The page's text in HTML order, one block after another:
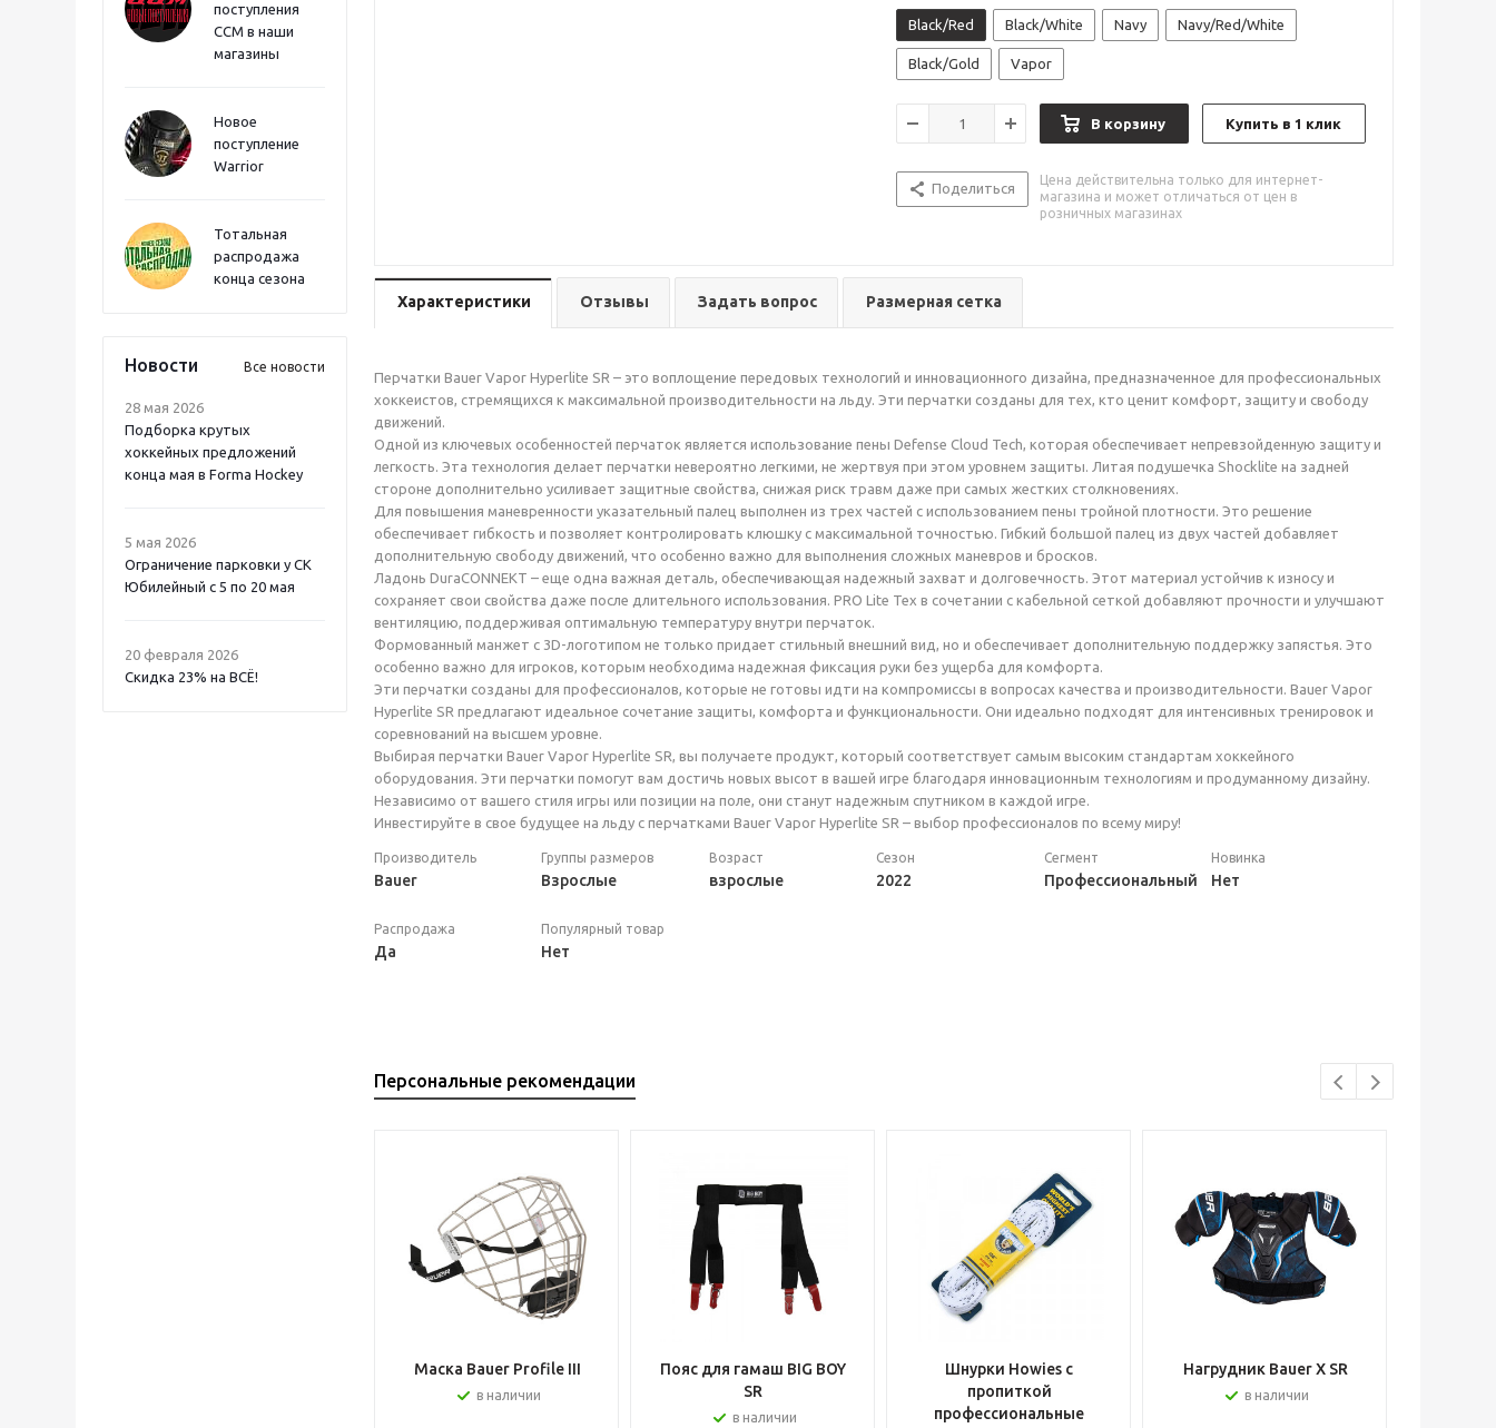
поступления
CCM в наши
магазины
Новое
поступление
Warrior
Тотальная
распродажа
конца сезона
Новости Все новости
28 мая 2026
Подборка крутых
хоккейных предложений
конца мая в Forma Hockey
5 мая 2026
Ограничение парковки у СК
Юбилейный с 5 по 20 мая
20 февраля 2026
Скидка 23% на ВСË!
Black/Red Black/White Navy Navy/Red/White
Black/Gold Vapor
В корзину Купить в 1 клик
Поделиться
Цена действительна только для интернет-
магазина и может отличаться от цен в
розничных магазинах
Характеристики Отзывы Задать вопрос Размерная сетка
Перчатки Bauer Vapor Hyperlite SR – это воплощение передовых технологий и инновационного дизайна, предназначенное для профессиональных
хоккеистов, стремящихся к максимальной производительности на льду. Эти перчатки созданы для тех, кто ценит комфорт, защиту и свободу
движений.
Одной из ключевых особенностей перчаток является использование пены Defense Cloud Tech, которая обеспечивает непревзойденную защиту и
легкость. Эта технология делает перчатки невероятно легкими, не жертвуя при этом уровнем защиты. Литая подушечка Shocklite на задней
стороне дополнительно усиливает защитные свойства, снижая риск травм даже при самых жестких столкновениях.
Для повышения маневренности указательный палец выполнен из трех частей с использованием пены тройной плотности. Это решение
обеспечивает гибкость и позволяет контролировать клюшку с максимальной точностью. Гибкий большой палец из двух частей добавляет
дополнительную свободу движений, что особенно важно для выполнения сложных маневров и бросков.
Ладонь DuraCONNEKT – еще одна важная деталь, обеспечивающая надежный захват и долговечность. Этот материал устойчив к износу и
сохраняет свои свойства даже после длительного использования. PRO Lite Tex в сочетании с кабельной сеткой добавляют прочности и улучшают
вентиляцию, поддерживая оптимальную температуру внутри перчаток.
Формованный манжет с 3D-логотипом не только придает стильный внешний вид, но и обеспечивает дополнительную поддержку запястья. Это
особенно важно для игроков, которым необходима надежная фиксация руки без ущерба для комфорта.
Эти перчатки созданы для профессионалов, которые не готовы идти на компромиссы в вопросах качества и производительности. Bauer Vapor
Hyperlite SR предлагают идеальное сочетание защиты, комфорта и функциональности. Они идеально подходят для интенсивных тренировок и
соревнований на высшем уровне.
Выбирая перчатки Bauer Vapor Hyperlite SR, вы получаете продукт, который соответствует самым высоким стандартам хоккейного
оборудования. Эти перчатки помогут вам достичь новых высот в вашей игре благодаря инновационным технологиям и продуманному дизайну.
Независимо от вашего стиля игры или позиции на поле, они станут надежным спутником в каждой игре.
Инвестируйте в свое будущее на льду с перчатками Bauer Vapor Hyperlite SR – выбор профессионалов по всему миру!
Производитель
Bauer
Группы размеров
Взрослые
Возраст
взрослые
Сезон
2022
Сегмент
Профессиональный
Новинка
Нет
Распродажа
Да
Популярный товар
Нет
Персональные рекомендации
Маска Bauer Profile III
в наличии
Пояс для гамаш BIG BOY
SR
в наличии
Шнурки Howies с
пропиткой
профессиональные
Нагрудник Bauer X SR
в наличии